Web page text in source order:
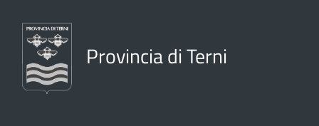
Provincia di Terni